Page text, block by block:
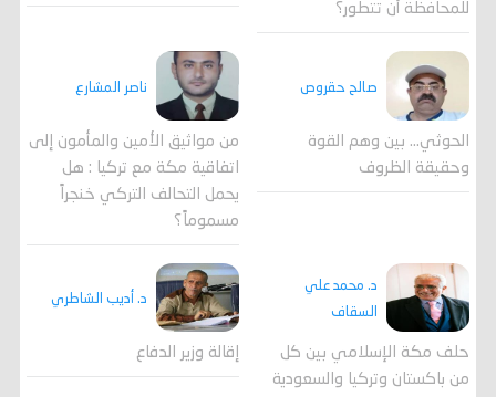
للمحافظة أن تتطور؟
صالح حقروص
الحوثي... بين وهم القوة
وحقيقة الظروف
ناصر المشارع
من مواثيق الأمين والمأمون إلى
اتفاقية مكة مع تركيا : هل
يحمل التحالف التركي خنجراً
مسموماً؟
د. محمد علي
السقاف
حلف مكة الإسلامي بين كل
من باكستان وتركيا والسعودية
د. أديب الشاطري
إقالة وزير الدفاع